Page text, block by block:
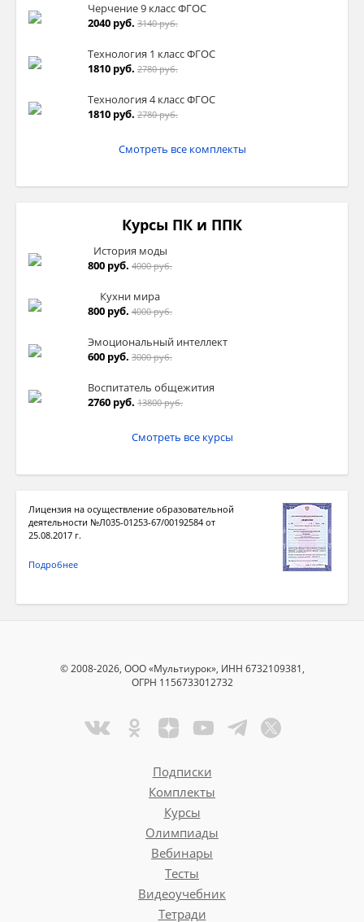
Черчение 9 класс ФГОС
2040 руб. 3140 руб.
Технология 1 класс ФГОС
1810 руб. 2780 руб.
Технология 4 класс ФГОС
1810 руб. 2780 руб.
Смотреть все комплекты
Курсы ПК и ППК
История моды
800 руб. 4000 руб.
Кухни мира
800 руб. 4000 руб.
Эмоциональный интеллект
600 руб. 3000 руб.
Воспитатель общежития
2760 руб. 13800 руб.
Смотреть все курсы
Лицензия на осуществление образовательной
деятельности №Л035-01253-67/00192584 от
25.08.2017 г.
Подробнее
© 2008-2026, ООО «Мультиурок», ИНН 6732109381,
ОГРН 1156733012732
Подписки
Комплекты
Курсы
Олимпиады
Вебинары
Тесты
Видеоучебник
Тетради